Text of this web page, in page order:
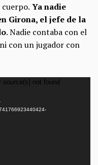
Ya nadie
Girona, el jefe de la
. Nadie contaba con el
con un jugador con
source(s) not found